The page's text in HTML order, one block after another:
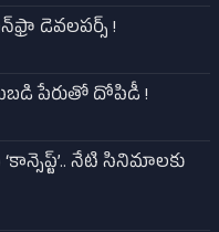
డెవలపర్స్ !
పేరుతో దోపిడీ !
‘కాన్సెప్ట్’.. నేటి సినిమాలకు